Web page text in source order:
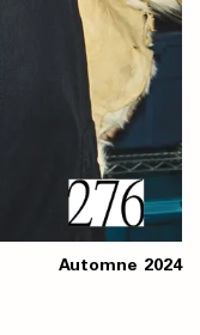
Automne 2024